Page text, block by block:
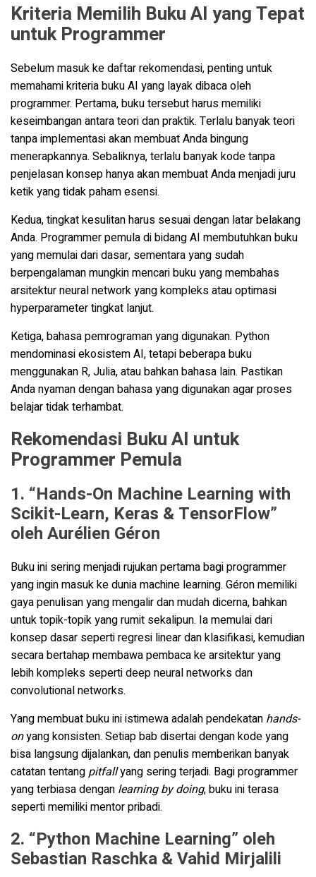
Kriteria Memilih Buku AI yang Tepat
untuk Programmer
Sebelum masuk ke daftar rekomendasi, penting untuk
memahami kriteria buku AI yang layak dibaca oleh
programmer. Pertama, buku tersebut harus memiliki
keseimbangan antara teori dan praktik. Terlalu banyak teori
tanpa implementasi akan membuat Anda bingung
menerapkannya. Sebaliknya, terlalu banyak kode tanpa
penjelasan konsep hanya akan membuat Anda menjadi juru
ketik yang tidak paham esensi.
Kedua, tingkat kesulitan harus sesuai dengan latar belakang
Anda. Programmer pemula di bidang AI membutuhkan buku
yang memulai dari dasar, sementara yang sudah
berpengalaman mungkin mencari buku yang membahas
arsitektur neural network yang kompleks atau optimasi
hyperparameter tingkat lanjut.
Ketiga, bahasa pemrograman yang digunakan. Python
mendominasi ekosistem AI, tetapi beberapa buku
menggunakan R, Julia, atau bahkan bahasa lain. Pastikan
Anda nyaman dengan bahasa yang digunakan agar proses
belajar tidak terhambat.
Rekomendasi Buku AI untuk
Programmer Pemula
1. “Hands-On Machine Learning with
Scikit-Learn, Keras & TensorFlow”
oleh Aurélien Géron
Buku ini sering menjadi rujukan pertama bagi programmer
yang ingin masuk ke dunia machine learning. Géron memiliki
gaya penulisan yang mengalir dan mudah dicerna, bahkan
untuk topik-topik yang rumit sekalipun. Ia memulai dari
konsep dasar seperti regresi linear dan klasifikasi, kemudian
secara bertahap membawa pembaca ke arsitektur yang
lebih kompleks seperti deep neural networks dan
convolutional networks.
Yang membuat buku ini istimewa adalah pendekatan hands-
onyang konsisten. Setiap bab disertai dengan kode yang
bisa langsung dijalankan, dan penulis memberikan banyak
catatan tentangpitfallyang sering terjadi. Bagi programmer
yang terbiasa dengan learning by doing, buku ini terasa
seperti memiliki mentor pribadi.
2. “Python Machine Learning” oleh
Sebastian Raschka & Vahid Mirjalili